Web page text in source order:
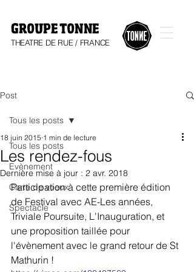
GROUPE TONNE
THEATRE DE RUE / FRANCE
Post
Tous les posts
Evènement
Carte de voeux
Spectacle
Tous les posts
Les rendez-fous
18 juin 2015 1 min de lecture
Dernière mise à jour : 2 avr. 2018
Participation à cette première édition
de Festival avec AE-Les années,
Triviale Poursuite, L'Inauguration, et
une proposition taillée pour
l'évènement avec le grand retour de St
Mathurin !